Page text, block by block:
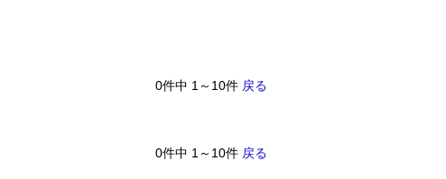
0件中 1～10件 戻る
0件中 1～10件 戻る